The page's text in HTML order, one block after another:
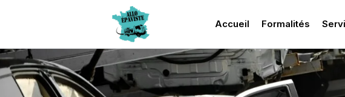
Accueil Formalités